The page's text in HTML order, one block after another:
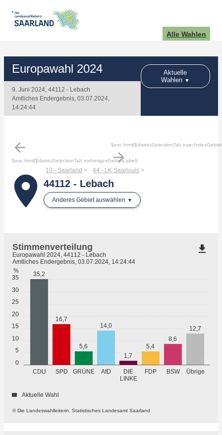
Alle Wahlen
Europawahl 2024
9. Juni 2024, 44112 - Lebach
Amtliches Endergebnis, 03.07.2024,
14:24:44
Aktuelle
Wahlen
arrow_back
$esc.html($districtSelectionTab.vorherigesGebietLabel)
arrow_forward
place
10 - Saarland 44 - LK Saarlouis
44112 - Lebach
Anderes Gebiet auswählen
0
5
10
15
20
25
30
35
%
CDU SPD GRÜNE AfD
DIE
LINKE
FDP BSW Übrige
35,2
16,7
5,6
14,0
1,7
5,4
8,6
12,7
© Die Landeswahlleiterin, Statistisches Landesamt Saarland
Stimmenverteilung
Europawahl 2024, 44112 - Lebach
Amtliches Endergebnis, 03.07.2024, 14:24:44
Aktuelle Wahl
file_download